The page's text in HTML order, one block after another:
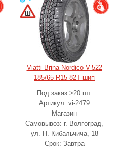
Viatti Brina Nordico V-522
185/65 R15 82T шип
Под заказ >20 шт.
Артикул: vi-2479
Магазин
Самовывоз: г. Волгоград,
ул. Н. Кибальчича, 18
Срок: Завтра